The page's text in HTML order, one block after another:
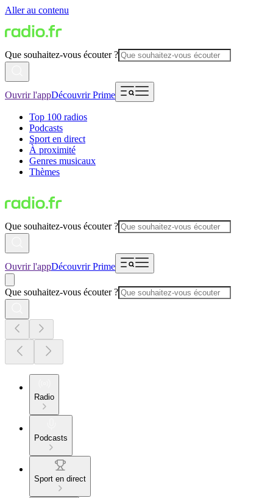
Aller au contenu
Que souhaitez-vous écouter ?
Ouvrir l'appDécouvrir Prime
Top 100 radios
Podcasts
Sport en direct
À proximité
Genres musicaux
Thèmes
Que souhaitez-vous écouter ?
Ouvrir l'appDécouvrir Prime
Que souhaitez-vous écouter ?
Radio
Podcasts
Sport en direct